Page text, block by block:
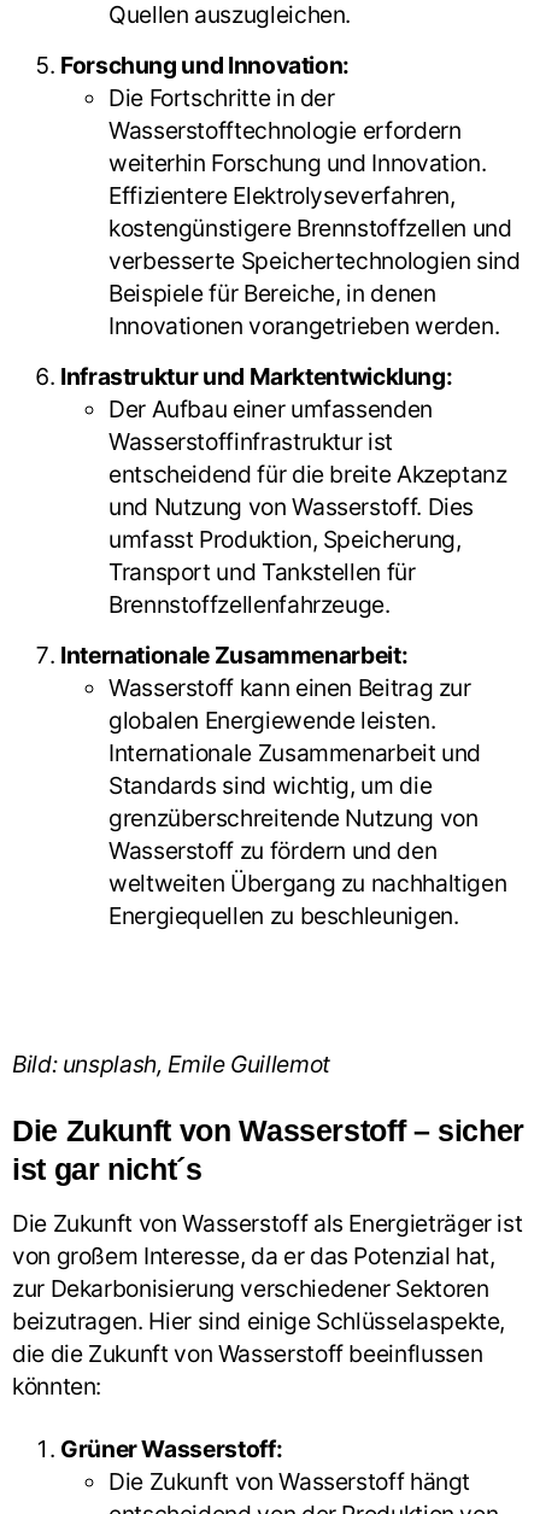
Quellen auszugleichen.
Forschung und Innovation:
Die Fortschritte in der
Wasserstofftechnologie erfordern
weiterhin Forschung und Innovation.
Effizientere Elektrolyseverfahren,
kostengünstigere Brennstoffzellen und
verbesserte Speichertechnologien sind
Beispiele für Bereiche, in denen
Innovationen vorangetrieben werden.
Infrastruktur und Marktentwicklung:
Der Aufbau einer umfassenden
Wasserstoffinfrastruktur ist
entscheidend für die breite Akzeptanz
und Nutzung von Wasserstoff. Dies
umfasst Produktion, Speicherung,
Transport und Tankstellen für
Brennstoffzellenfahrzeuge.
Internationale Zusammenarbeit:
Wasserstoff kann einen Beitrag zur
globalen Energiewende leisten.
Internationale Zusammenarbeit und
Standards sind wichtig, um die
grenzüberschreitende Nutzung von
Wasserstoff zu fördern und den
weltweiten Übergang zu nachhaltigen
Energiequellen zu beschleunigen.
Bild: unsplash, Emile Guillemot
Die Zukunft von Wasserstoff – sicher
ist gar nicht´s
Die Zukunft von Wasserstoff als Energieträger ist
von großem Interesse, da er das Potenzial hat,
zur Dekarbonisierung verschiedener Sektoren
beizutragen. Hier sind einige Schlüsselaspekte,
die die Zukunft von Wasserstoff beeinflussen
könnten:
Grüner Wasserstoff:
Die Zukunft von Wasserstoff hängt